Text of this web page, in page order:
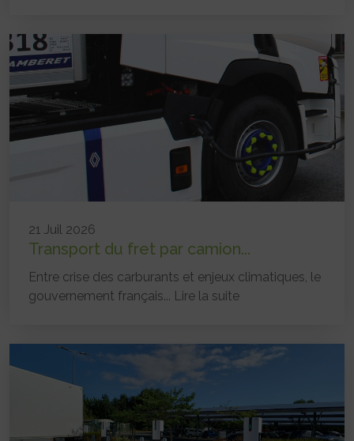
21 Juil 2026
Transport du fret par camion...
Entre crise des carburants et enjeux climatiques, le
gouvernement français... Lire la suite